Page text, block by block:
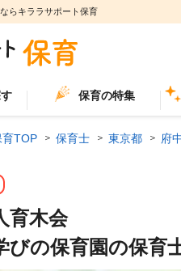
らキララサポート保育
保育の特集
育TOP 保育士 東京都 府
育木会
びの保育園の保育